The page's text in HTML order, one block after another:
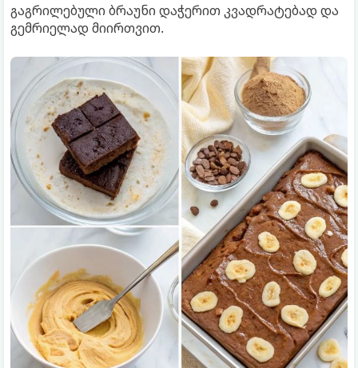
გაგრილებული ბრაუნი დაჭერით კვადრატებად და
გემრიელად მიირთვით.